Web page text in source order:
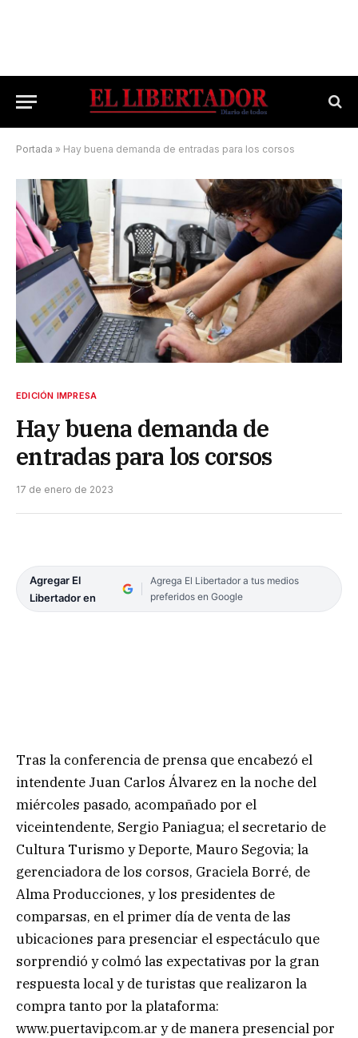
Portada » Hay buena demanda de entradas para los corsos
EDICIÓN IMPRESA
Hay buena demanda de
entradas para los corsos
17 de enero de 2023
Agregar El
Libertador en
Agrega El Libertador a tus medios
preferidos en Google
Tras la conferencia de prensa que encabezó el
intendente Juan Carlos Álvarez en la noche del
miércoles pasado, acompañado por el
viceintendente, Sergio Paniagua; el secretario de
Cultura Turismo y Deporte, Mauro Segovia; la
gerenciadora de los corsos, Graciela Borré, de
Alma Producciones, y los presidentes de
comparsas, en el primer día de venta de las
ubicaciones para presenciar el espectáculo que
sorprendió y colmó las expectativas por la gran
respuesta local y de turistas que realizaron la
compra tanto por la plataforma:
www.puertavip.com.ar y de manera presencial por